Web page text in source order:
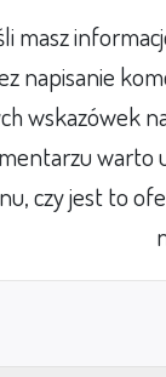
masz
napisanie
wskazówek
warto
czy jest to